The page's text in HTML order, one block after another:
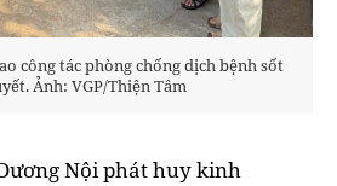
công tác phòng chống dịch bệnh sốt
Ảnh: VGP/Thiện Tâm
Nội phát huy kinh